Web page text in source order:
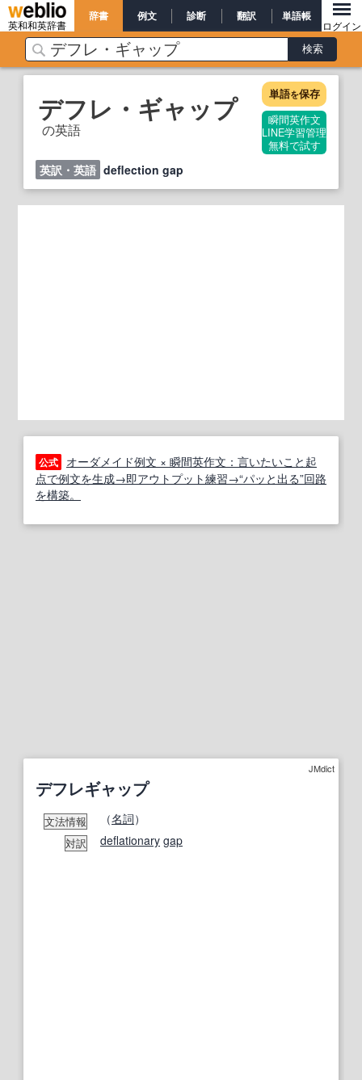
英和和英辞書
辞書 例文 診断 翻訳 単語帳
ログイン
デフレ・ギャップ
の英語
単語を保存
瞬間英作文
LINE学習管理
無料で試す
英訳・英語 deflection gap
公式
オーダメイド例文 × 瞬間英作文：言いたいこと起
点で例文を生成→即アウトプット練習→“パッと出る”回路
を構築。
JMdict
デフレギャップ
文法情報 （名詞）
対訳 deflationary gap